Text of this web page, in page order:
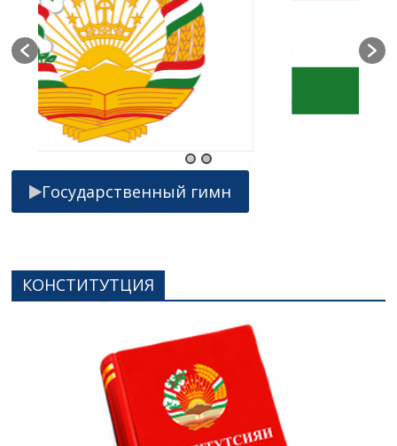
Государственный гимн
КОНСТИТУТЦИЯ